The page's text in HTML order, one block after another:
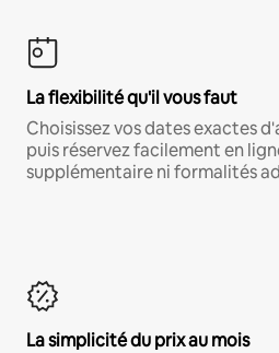
La flexibilité qu'il vous faut
Choisissez vos dates exactes
puis réservez facilement en
supplémentaire ni formalités
La simplicité du prix au mois